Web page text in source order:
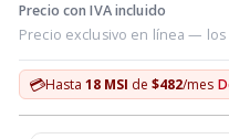
Precio con IVA incluido
Precio exclusivo en línea —
💳Hasta 18 MSI de $482/mes